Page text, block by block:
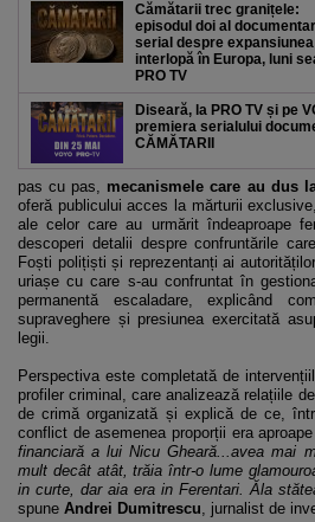
Cămătarii trec granițele:
episodul doi al
serial despre expansiunea
interlopă în Europa, luni
PRO TV
Diseară, la PRO TV și pe
premiera serialului
CĂMĂTARII
pas cu pas, mecanismele care au dus
oferă publicului acces la mărturii
ale celor care au urmărit îndeaproape
descoperi detalii despre confruntările
Foști polițiști și reprezentanți ai
uriașe cu care s-au confruntat în
permanentă escaladare, explicând
supraveghere și presiunea exercitată
legii.
Perspectiva este completată de
profiler criminal, care analizează relațiile
de crimă organizată și explică de ce,
conflict de asemenea proporții era
financiară a lui Nicu Gheară...avea mai
mult decât atât, trăia într-o lume
in curte, dar aia era in Ferentari. Ăla
spune Andrei Dumitrescu, jurnalist de